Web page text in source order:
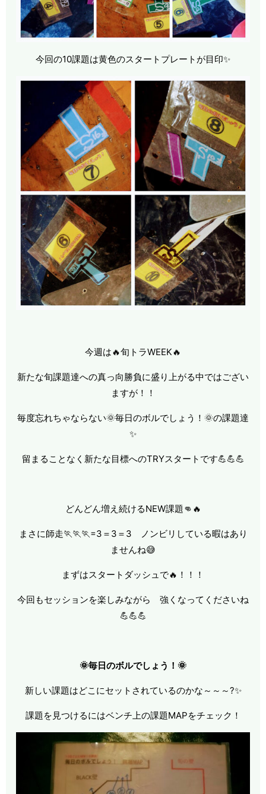
今回の10課題は黄色のスタートプレートが目印✨
今週は🔥旬トラWEEK🔥
新たな旬課題達への真っ向勝負に盛り上がる中ではござい
ますが！！
毎度忘れちゃならない🌞毎日のボルでしょう！🌞の課題達
✨
留まることなく新たな目標へのTRYスタートです💪💪💪
どんどん増え続けるNEW課題👊🔥
まさに師走🏃🏃🏃=3＝3＝3 ノンビリしている暇はあり
ませんね😅
まずはスタートダッシュで🔥！！！
今回もセッションを楽しみながら 強くなってくださいね
💪💪💪
🌞毎日のボルでしょう！🌞
新しい課題はどこにセットされているのかな～～～?✨
課題を見つけるにはベンチ上の課題MAPをチェック！